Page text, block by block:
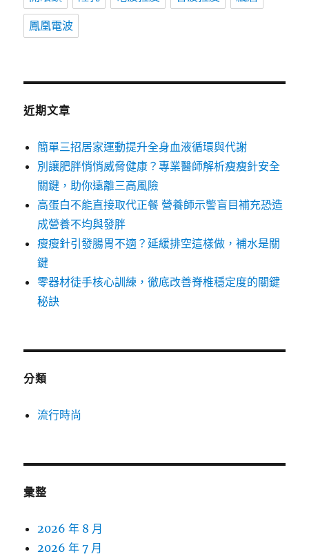
鳳凰電波
近期文章
簡單三招居家運動提升全身血液循環與代謝
別讓肥胖悄悄威脅健康？專業醫師解析瘦瘦針安全
關鍵，助你遠離三高風險
高蛋白不能直接取代正餐 營養師示警盲目補充恐造
成營養不均與發胖
瘦瘦針引發腸胃不適？延緩排空這樣做，補水是關
鍵
零器材徒手核心訓練，徹底改善脊椎穩定度的關鍵
秘訣
分類
流行時尚
彙整
2026 年 8 月
2026 年 7 月